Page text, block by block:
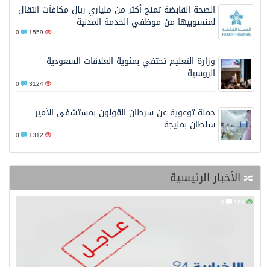
الصحة القابضة تمنح أكثر من ملياري ريال مكافآت انتقال
لمنسوبيها من موظفي الخدمة المدنية
1559
وزارة التعليم تحتفي بمئوية العلاقات السعودية –
الروسية
3124
حملة توعوية عن سرطان القولون بمستشفى الأمير
سلطان بمليجة
1312
الأخبار الرئيسية